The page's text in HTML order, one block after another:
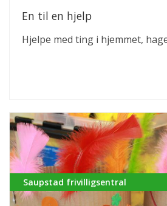
En til en hjelp
Hjelpe med ting i hjemmet,
Saupstad frivilligsentral